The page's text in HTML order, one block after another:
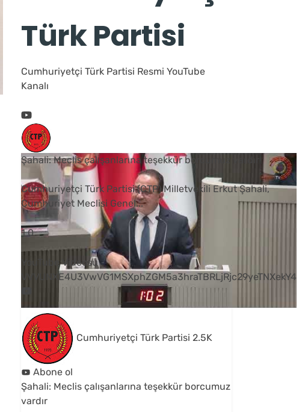
Türk Partisi
Cumhuriyetçi Türk Partisi Resmi YouTube
Kanalı
Şahali: Meclis çalışanlarına teşekkür borcumuz vardır
Cumhuriyetçi Türk Partisi (CTP) Milletvekili Erkut Şahali,
Cumhuriyet Meclisi Genel...
1 0
YouTube Videosu
VVVUNXE4U3VwVG1MSXphZGM5a3hraTBRLjRjc29yeTNXekY4
Cumhuriyetçi Türk Partisi 2.5K
Abone ol
Şahali: Meclis çalışanlarına teşekkür borcumuz
vardır